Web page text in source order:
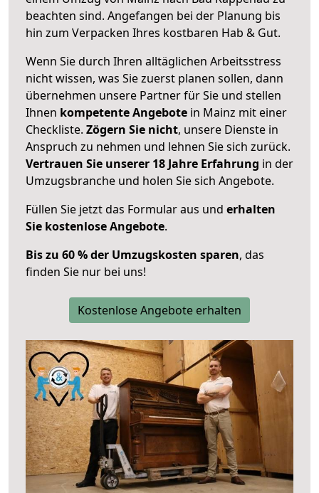
beachten sind. Angefangen bei der Planung bis
hin zum Verpacken Ihres kostbaren Hab & Gut.
Wenn Sie durch Ihren alltäglichen Arbeitsstress
nicht wissen, was Sie zuerst planen sollen, dann
übernehmen unsere Partner für Sie und stellen
Ihnen kompetente Angebote in Mainz mit einer
Checkliste. Zögern Sie nicht, unsere Dienste in
Anspruch zu nehmen und lehnen Sie sich zurück.
Vertrauen Sie unserer 18 Jahre Erfahrung in der
Umzugsbranche und holen Sie sich Angebote.
Füllen Sie jetzt das Formular aus und erhalten
Sie kostenlose Angebote.
Bis zu 60 % der Umzugskosten sparen, das
finden Sie nur bei uns!
Kostenlose Angebote erhalten